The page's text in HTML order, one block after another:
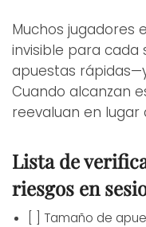
Muchos jugadores
invisible para cada
apuestas
Cuando alcanzan
reevaluan en
Lista de
riesgos en
[ ] Tamaño de